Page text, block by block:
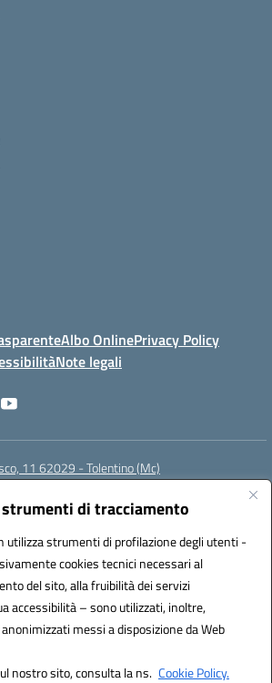
di tracciamento
utilizza strumenti di profilazione degli utenti -
cookies tecnici necessari al
del sito, alla fruibilità dei servizi
accessibilità – sono utilizzati, inoltre,
messi a disposizione da Web
nostro sito, consulta la ns. Cookie Policy.
Albo OnlinePrivacy Policy
Note legali
11 62029 - Tolentino (Mc)
(PEC):mcic81600c@pec.istruzione.it
MCIC81600C
Amministrazioni (IPA): istsc_mcic81600c
(CUF): UFWPPN
& Powered by 3D Solution S.r.l.